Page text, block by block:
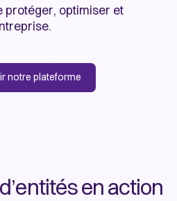
protéger, optimiser et
notre plateforme
en action